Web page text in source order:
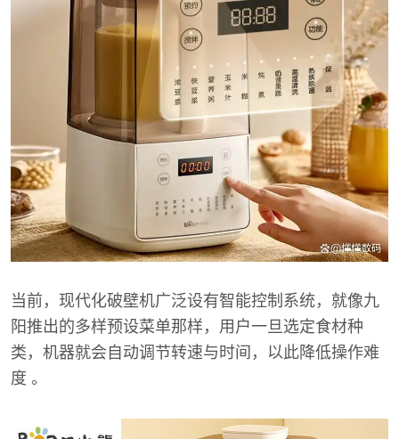
当前，现代化破壁机广泛设有智能控制系统，就像九
阳推出的多样预设菜单那样，用户一旦选定食材种
类，机器就会自动调节转速与时间，以此降低操作难
度 。